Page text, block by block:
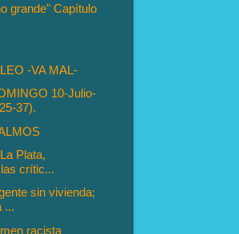
grande" Capítulo
-VA MAL-
10-Julio-
37).
Plata,
crític...
sin vivienda;
...
racista